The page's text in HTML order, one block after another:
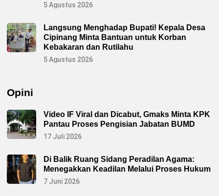
5 Agustus 2026
Langsung Menghadap Bupati! Kepala Desa
Cipinang Minta Bantuan untuk Korban
Kebakaran dan Rutilahu
5 Agustus 2026
Opini
Video IF Viral dan Dicabut, Gmaks Minta KPK
Pantau Proses Pengisian Jabatan BUMD
17 Juli 2026
Di Balik Ruang Sidang Peradilan Agama:
Menegakkan Keadilan Melalui Proses Hukum
7 Juni 2026